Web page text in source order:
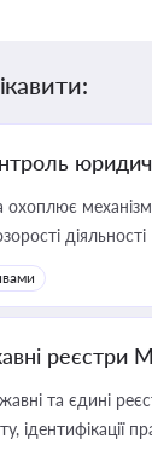
охоплює
діяльності
реєстри
та єдині
ідентифікації